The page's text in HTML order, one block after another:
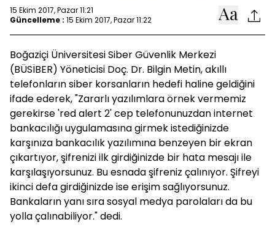
15 Ekim 2017, Pazar 11:21
Güncelleme : 15 Ekim 2017, Pazar 11:22
Boğaziçi Üniversitesi Siber Güvenlik Merkezi
(BÜSİBER) Yöneticisi Doç. Dr. Bilgin Metin, akıllı
telefonların siber korsanların hedefi haline geldiğini
ifade ederek, "Zararlı yazılımlara örnek vermemiz
gerekirse 'red alert 2' cep telefonunuzdan internet
bankacılığı uygulamasına girmek istediğinizde
karşınıza bankacılık yazılımına benzeyen bir ekran
çıkartıyor, şifrenizi ilk girdiğinizde bir hata mesajı ile
karşılaşıyorsunuz. Bu esnada şifreniz çalınıyor. Şifreyi
ikinci defa girdiğinizde ise erişim sağlıyorsunuz.
Bankaların yanı sıra sosyal medya parolaları da bu
yolla çalınabiliyor." dedi.